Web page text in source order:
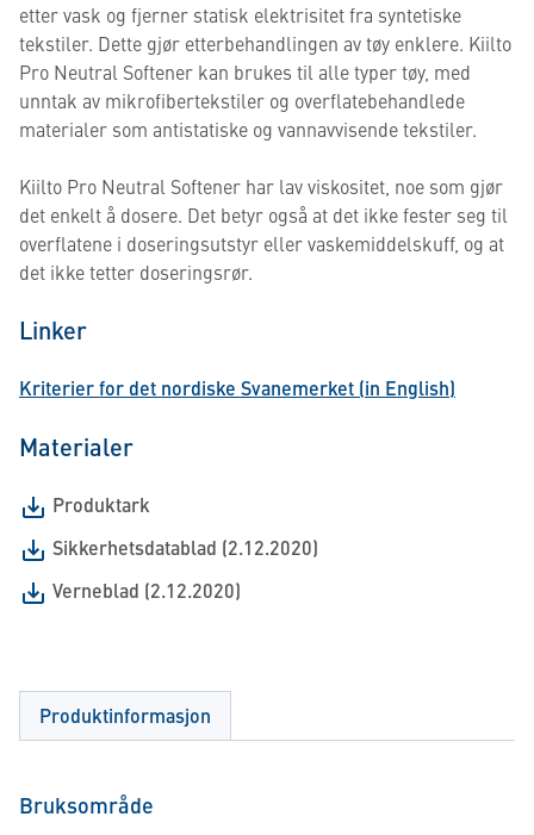
etter vask og fjerner statisk elektrisitet fra syntetiske
tekstiler. Dette gjør etterbehandlingen av tøy enklere. Kiilto
Pro Neutral Softener kan brukes til alle typer tøy, med
unntak av mikrofibertekstiler og overflatebehandlede
materialer som antistatiske og vannavvisende tekstiler.
Kiilto Pro Neutral Softener har lav viskositet, noe som gjør
det enkelt å dosere. Det betyr også at det ikke fester seg til
overflatene i doseringsutstyr eller vaskemiddelskuff, og at
det ikke tetter doseringsrør.
Linker
Kriterier for det nordiske Svanemerket (in English)
Materialer
Produktark
Sikkerhetsdatablad (2.12.2020)
Verneblad (2.12.2020)
Produktinformasjon
Bruksområde